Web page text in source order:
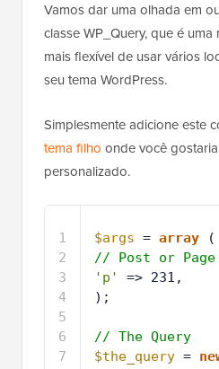
classe WP_Query, que é
mais flexível de usar vários
seu tema WordPress.
tema filhoonde você
personalizado.
2
3
4
5
6
7
// Post or Page
'p'
=> 231,
);
$the_query =
);